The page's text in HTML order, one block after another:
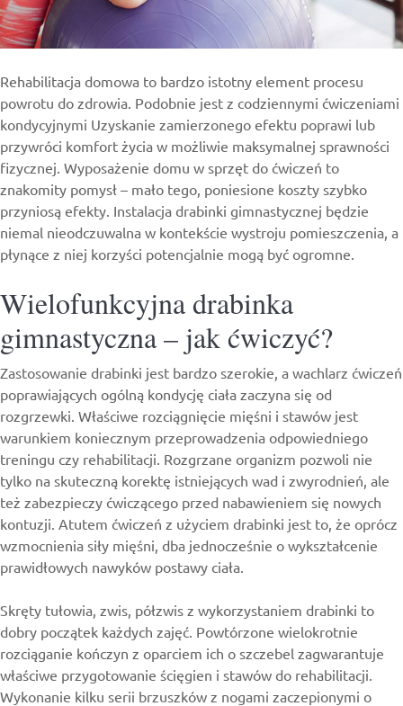
Rehabilitacja domowa to bardzo istotny element procesu
powrotu do zdrowia. Podobnie jest z codziennymi ćwiczeniami
kondycyjnymi Uzyskanie zamierzonego efektu poprawi lub
przywróci komfort życia w możliwie maksymalnej sprawności
fizycznej. Wyposażenie domu w sprzęt do ćwiczeń to
znakomity pomysł – mało tego, poniesione koszty szybko
przyniosą efekty. Instalacja drabinki gimnastycznej będzie
niemal nieodczuwalna w kontekście wystroju pomieszczenia, a
płynące z niej korzyści potencjalnie mogą być ogromne.
Wielofunkcyjna drabinka
gimnastyczna – jak ćwiczyć?
Zastosowanie drabinki jest bardzo szerokie, a wachlarz ćwiczeń
poprawiających ogólną kondycję ciała zaczyna się od
rozgrzewki. Właściwe rozciągnięcie mięśni i stawów jest
warunkiem koniecznym przeprowadzenia odpowiedniego
treningu czy rehabilitacji. Rozgrzane organizm pozwoli nie
tylko na skuteczną korektę istniejących wad i zwyrodnień, ale
też zabezpieczy ćwiczącego przed nabawieniem się nowych
kontuzji. Atutem ćwiczeń z użyciem drabinki jest to, że oprócz
wzmocnienia siły mięśni, dba jednocześnie o wykształcenie
prawidłowych nawyków postawy ciała.
Skręty tułowia, zwis, półzwis z wykorzystaniem drabinki to
dobry początek każdych zajęć. Powtórzone wielokrotnie
rozciąganie kończyn z oparciem ich o szczebel zagwarantuje
właściwe przygotowanie ścięgien i stawów do rehabilitacji.
Wykonanie kilku serii brzuszków z nogami zaczepionymi o